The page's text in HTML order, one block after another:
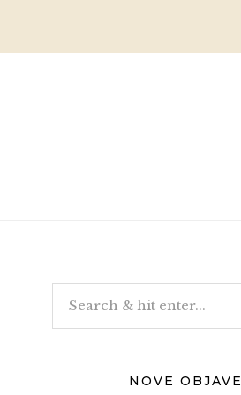
NOVE OBJAVE